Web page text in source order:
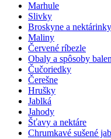
Marhule
Slivky
Broskyne a nektárinky
Maliny
Červené ríbezle
Obaly a spôsoby
Čučoriedky
Čerešne
Hrušky
Jablká
Jahody
Šťavy a nektáre
Chrumkavé sušené